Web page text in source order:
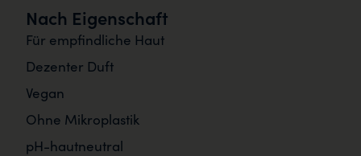
Nach Eigenschaft
Für empfindliche Haut
Dezenter Duft
Vegan
Ohne Mikroplastik
pH-hautneutral